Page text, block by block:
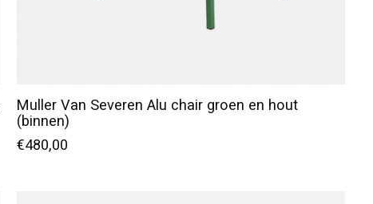
Muller Van Severen Alu chair groen en hout
(binnen)
€480,00